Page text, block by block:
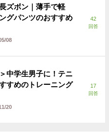
ズボン｜薄手で軽
グパンツのおすすめ
08
42
回答
中学生男子に！テニ
すめのトレーニング
20
17
回答